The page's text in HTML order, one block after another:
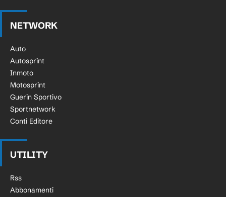
NETWORK
Auto
Autosprint
Inmoto
Motosprint
Guerin Sportivo
Sportnetwork
Conti Editore
UTILITY
Rss
Abbonamenti